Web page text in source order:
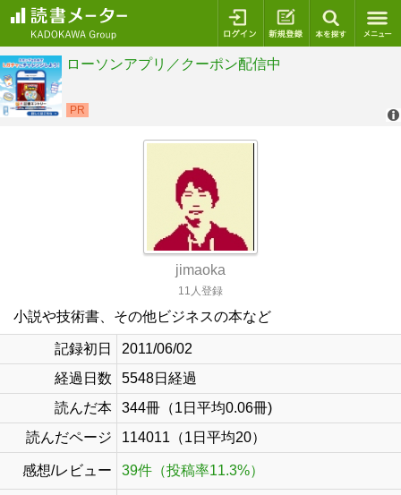
ログイン 新規登録
jimaoka
11人登録
小説や技術書、その他ビジネスの本など
記録初日
2011/06/02
経過日数
5548日経過
読んだ本
344冊（1日平均0.06冊)
読んだページ
114011（1日平均20）
感想/レビュー 39件（投稿率11.3%）